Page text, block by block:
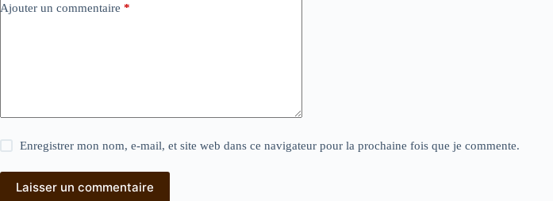
Ajouter un commentaire *
Enregistrer mon nom, e-mail, et site web dans ce navigateur pour la prochaine fois que je commente.
Laisser un commentaire